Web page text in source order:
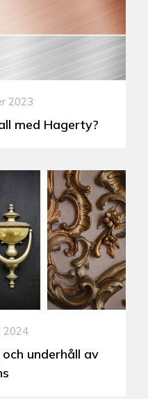
2023
med Hagerty?
2024
underhåll av